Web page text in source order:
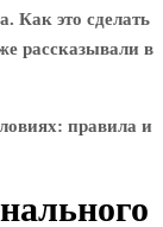
Как это сделать
рассказывали в